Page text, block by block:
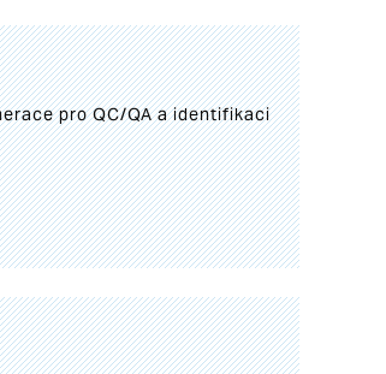
pro QC/QA a identifikaci